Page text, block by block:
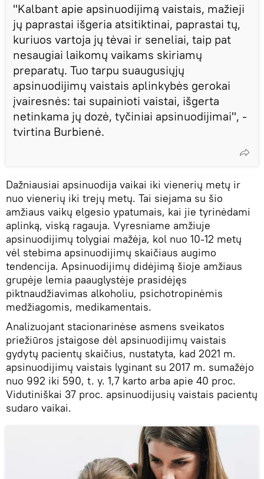
"Kalbant apie apsinuodijimą vaistais, mažieji
jų paprastai išgeria atsitiktinai, paprastai tų,
kuriuos vartoja jų tėvai ir seneliai, taip pat
nesaugiai laikomų vaikams skiriamų
preparatų. Tuo tarpu suaugusiųjų
apsinuodijimų vaistais aplinkybės gerokai
įvairesnės: tai supainioti vaistai, išgerta
netinkama jų dozė, tyčiniai apsinuodijimai", -
tvirtina Burbienė.
Dažniausiai apsinuodija vaikai iki vienerių metų ir
nuo vienerių iki trejų metų. Tai siejama su šio
amžiaus vaikų elgesio ypatumais, kai jie tyrinėdami
aplinką, viską ragauja. Vyresniame amžiuje
apsinuodijimų tolygiai mažėja, kol nuo 10-12 metų
vėl stebima apsinuodijimų skaičiaus augimo
tendencija. Apsinuodijimų didėjimą šioje amžiaus
grupėje lemia paauglystėje prasidėjęs
piktnaudžiavimas alkoholiu, psichotropinėmis
medžiagomis, medikamentais.
Analizuojant stacionarinėse asmens sveikatos
priežiūros įstaigose dėl apsinuodijimų vaistais
gydytų pacientų skaičius, nustatyta, kad 2021 m.
apsinuodijimų vaistais lyginant su 2017 m. sumažėjo
nuo 992 iki 590, t. y. 1,7 karto arba apie 40 proc.
Vidutiniškai 37 proc. apsinuodijusių vaistais pacientų
sudaro vaikai.